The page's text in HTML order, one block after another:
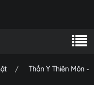
Thần Y Thiên Môn -